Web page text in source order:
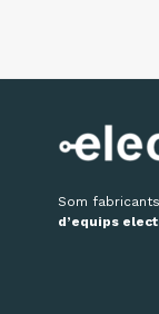
Som
d’equips